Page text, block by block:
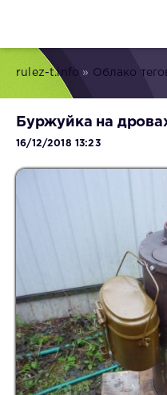
rulez-t.info » Облако
Буржуйка на
16/12/2018 13:23